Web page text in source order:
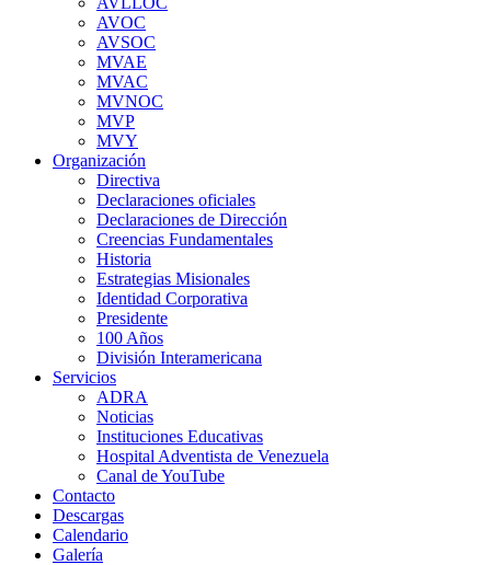
AVOC
AVSOC
MVAE
MVAC
MVNOC
MVP
MVY
Organización
Directiva
Declaraciones oficiales
Declaraciones de Dirección
Creencias Fundamentales
Historia
Estrategias Misionales
Identidad Corporativa
Presidente
100 Años
División Interamericana
Servicios
ADRA
Noticias
Instituciones Educativas
Hospital Adventista de Venezuela
Canal de YouTube
Contacto
Descargas
Calendario
Galería